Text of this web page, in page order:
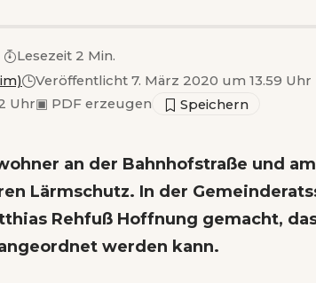
Veröffentlicht 7. März 2020 um 13.59 Uhr
Uhr▣ PDF erzeugen
Lesezeit 2 Min.
an der Bahnhofstraße und am
Lärmschutz. In der
Rehfuß Hoffnung gemacht,
werden kann.